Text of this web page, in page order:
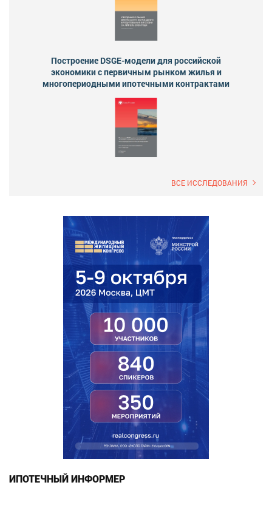
Построение DSGE-модели для российской
экономики с первичным рынком жилья и
многопериодными ипотечными контрактами
ВСЕ ИССЛЕДОВАНИЯ
ИПОТЕЧНЫЙ ИНФОРМЕР